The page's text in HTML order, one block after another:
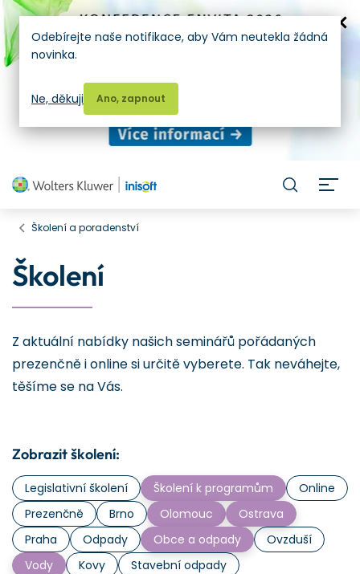
Školení a poradenství
Školení
Z aktuální nabídky našich seminářů pořádaných
prezenčně i online si určitě vyberete. Tak neváhejte,
těšíme se na Vás.
Zobrazit školení:
Legislativní školení Školení k programům
Online
Prezenčně
Brno Olomouc
Ostrava
Praha
Odpady Obce a odpady
Ovzduší
Vody
Kovy
Stavební odpady
Odebírejte naše notifikace, aby Vám neutekla žádná
novinka.
Ano, zapnout
Ne, děkuji